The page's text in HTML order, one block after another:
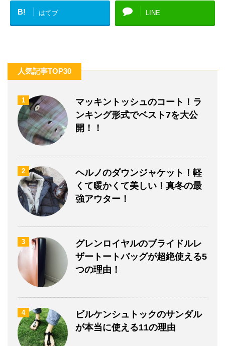
B! はてブ LINE
人気記事TOP30
1
マッキントッシュのコート！ラ
ンキング形式でベスト7を大公
開！！
2
ヘルノのダウンジャケット！軽
くて暖かくて美しい！真冬の最
強アウター！
3
グレンロイヤルのブライドルレ
ザートートバッグが超絶使える5
つの理由！
4
ビルケンシュトックのサンダル
が本当に使える11の理由